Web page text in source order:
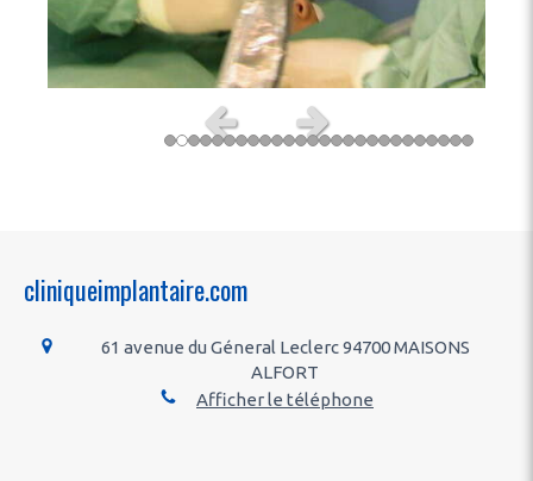
Slide précédentSlide suivant
cliniqueimplantaire.com
61 avenue du Géneral Leclerc 94700 MAISONS
ALFORT
Afficher le téléphone